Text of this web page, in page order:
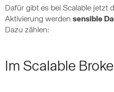
Dafür gibt es bei Scalable jetzt
Aktivierung werden sensible
Dazu zählen:
Im Scalable